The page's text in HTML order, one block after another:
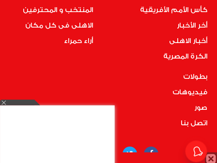
كأس الأمم الأفريقية
أخر الأخبار
أخبار الاهلى
الكرة المصرية
المنتخب و المحترفين
الاهلى فى كل مكان
أراء حمراء
بطولات
فيديوهات
صور
اتصل بنا